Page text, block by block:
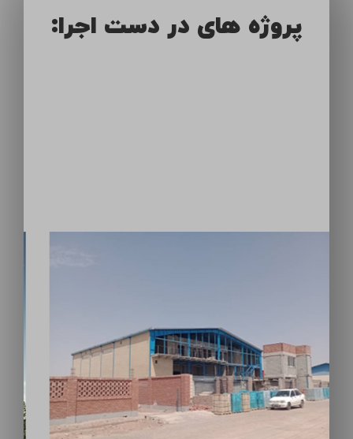
پروژه های در دست اجرا: